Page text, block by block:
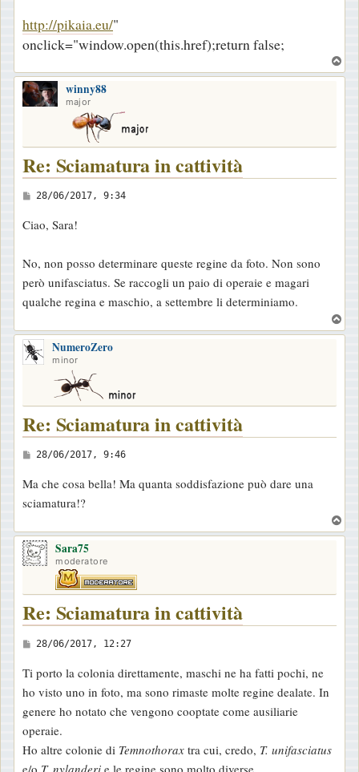
http://pikaia.eu/"
onclick="window.open(this.href);return false;
o
winny88
major
Re: Sciamatura in cattività
M
s
a
g
g
i
o
28/06/2017, 9:34
Ciao, Sara!
No, non posso determinare queste regine da foto. Non sono
però unifasciatus. Se raccogli un paio di operaie e magari
qualche regina e maschio, a settembre li determiniamo.
o
NumeroZero
minor
Re: Sciamatura in cattività
M
s
s
a
g
g
o
28/06/2017, 9:46
Ma che cosa bella! Ma quanta soddisfazione può dare una
sciamatura!?
o
Sara75
moderatore
Re: Sciamatura in cattività
M
s
s
a
g
g
28/06/2017, 12:27
Ti porto la colonia direttamente, maschi ne ha fatti pochi, ne
ho visto uno in foto, ma sono rimaste molte regine dealate. In
genere ho notato che vengono cooptate come ausiliarie
operaie.
Ho altre colonie di Temnothorax tra cui, credo, T. unifasciatus
e/o T. nylanderi e le regine sono molto diverse.